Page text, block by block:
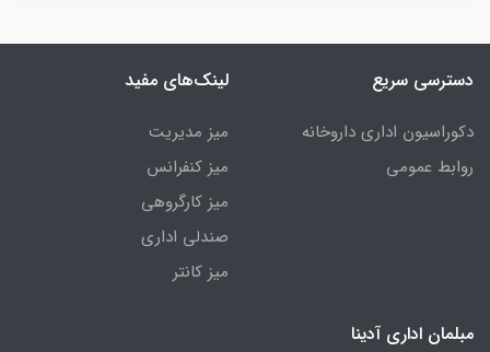
دسترسی سریع
دکوراسیون اداری داروخانه
روابط عمومی
لینک‌های مفید
میز مدیریت
میز کنفرانس
میز کارگروهی
صندلی اداری
میز کانتر
مبلمان اداری آدینا